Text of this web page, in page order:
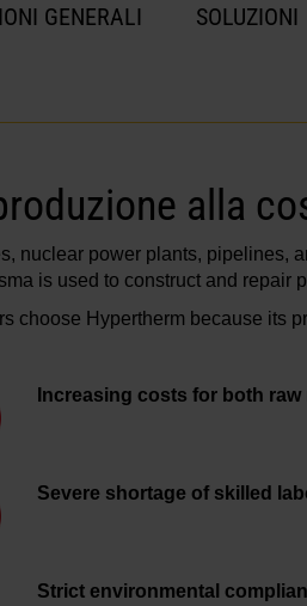
GENERALI SOLUZIONI
alla
nuclear power plants, pipelines,
is used to construct and repair
choose Hypertherm because its
Increasing costs for both
Severe shortage of skilled
Strict environmental